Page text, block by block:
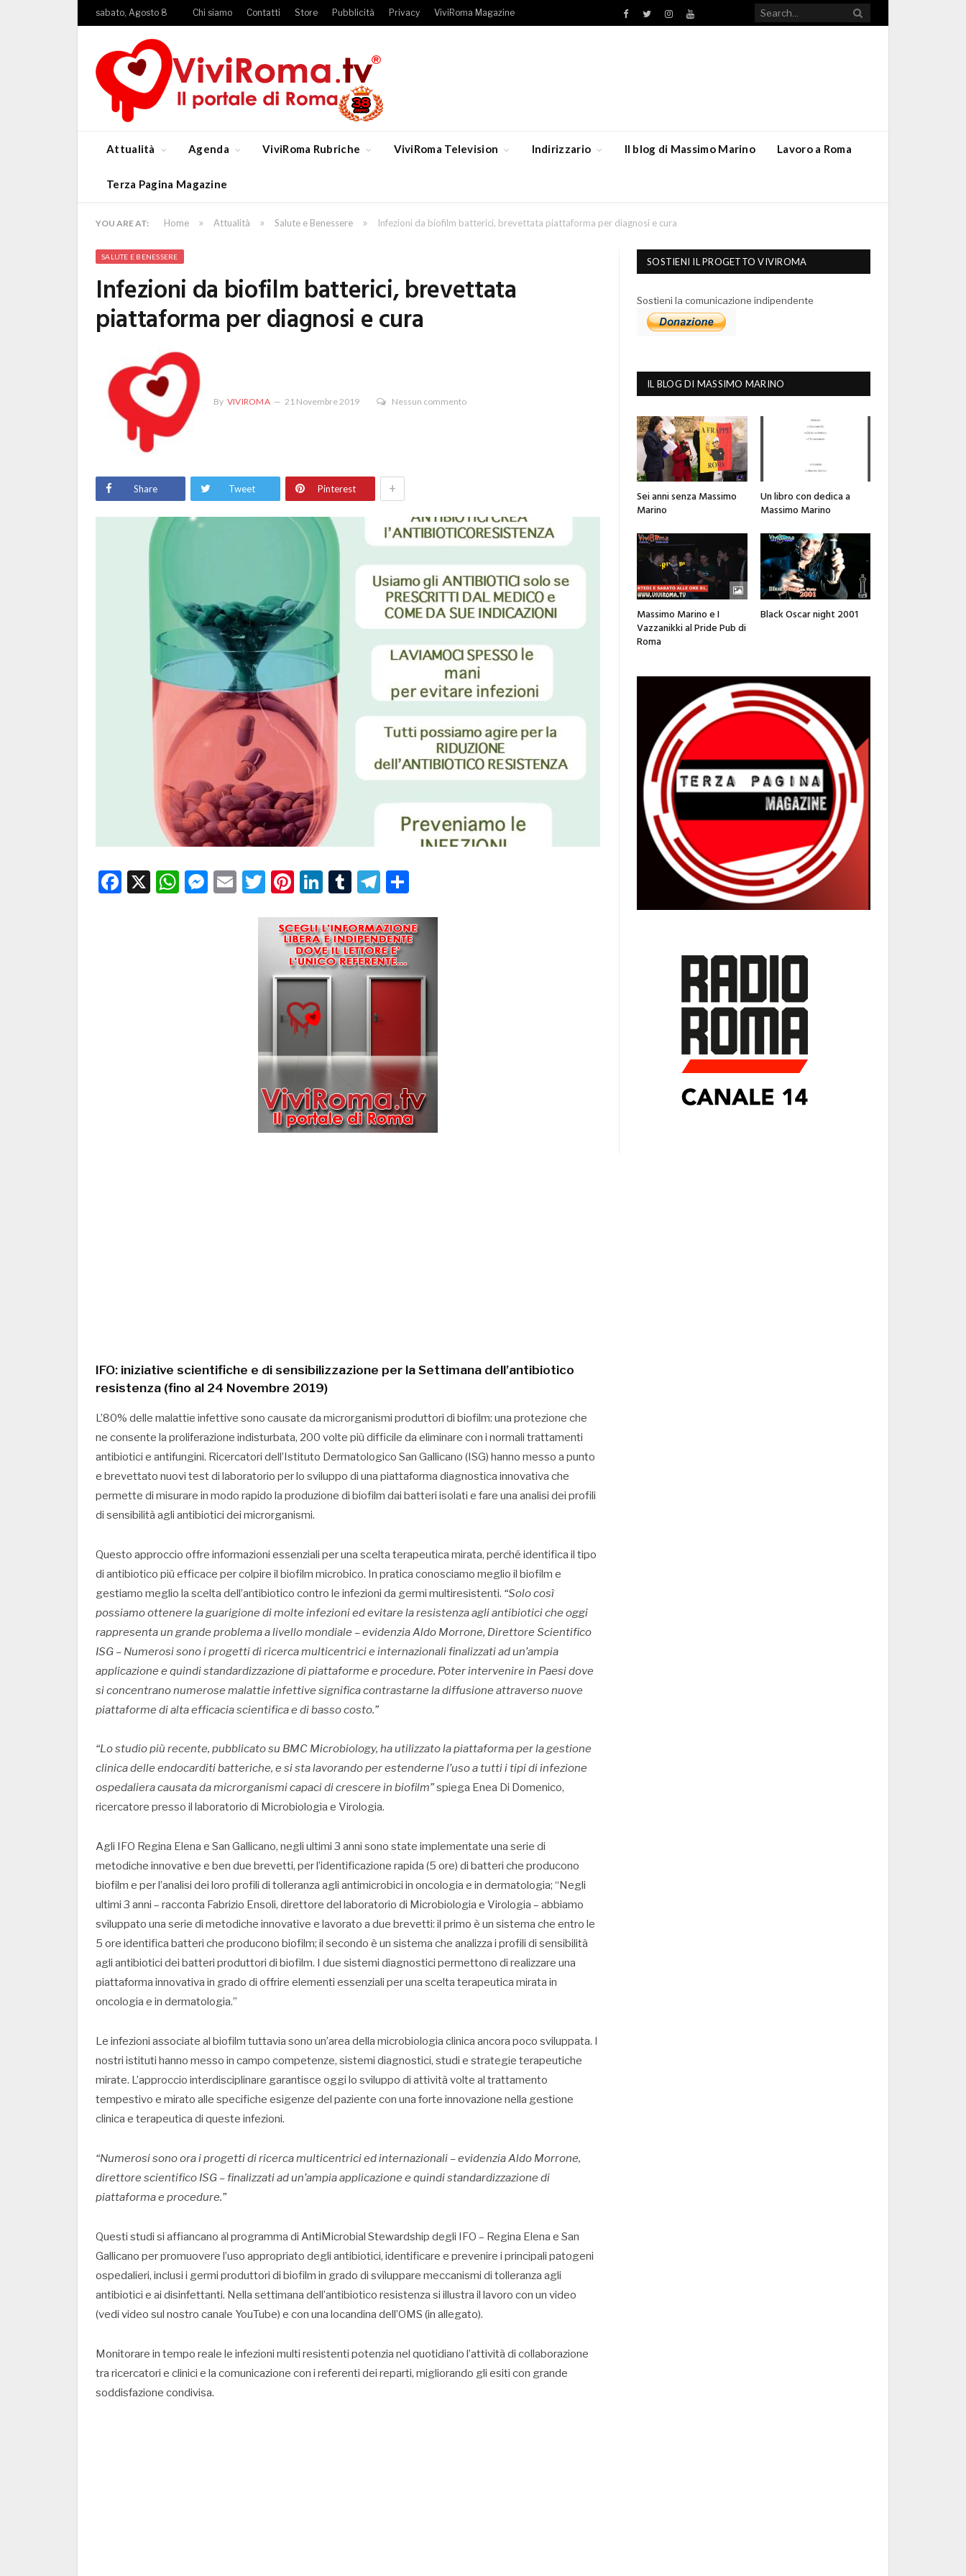
sabato, Agosto 8 Chi siamo Contatti Store Pubblicità Privacy ViviRoma Magazine Facebook
TwitterInstagramYouTube
Attualità Agenda ViviRoma Rubriche ViviRoma Television Indirizzario Il blog di Massimo Marino Lavoro a Roma
Terza Pagina Magazine
YOU ARE AT: Home » Attualità » Salute e Benessere » Infezioni da biofilm batterici, brevettata piattaforma per diagnosi e cura
SALUTE E BENESSERE
Infezioni da biofilm batterici, brevettata
piattaforma per diagnosi e cura
By VIVIROMA 21 Novembre 2019 Nessun commento
Share Tweet Pinterest +
Facebook
X WhatsApp
Messenger
EmailTwitter
Pinterest
LinkedIn
TumblrTelegram
IFO: iniziative scientifiche e di sensibilizzazione per la Settimana dell’antibiotico
resistenza (fino al 24 Novembre 2019)
L’80% delle malattie infettive sono causate da microrganismi produttori di biofilm: una protezione che
ne consente la proliferazione indisturbata, 200 volte più difficile da eliminare con i normali trattamenti
antibiotici e antifungini. Ricercatori dell’Istituto Dermatologico San Gallicano (ISG) hanno messo a punto
e brevettato nuovi test di laboratorio per lo sviluppo di una piattaforma diagnostica innovativa che
permette di misurare in modo rapido la produzione di biofilm dai batteri isolati e fare una analisi dei profili
di sensibilità agli antibiotici dei microrganismi.
Questo approccio offre informazioni essenziali per una scelta terapeutica mirata, perché identifica il tipo
di antibiotico più efficace per colpire il biofilm microbico. In pratica conosciamo meglio il biofilm e
gestiamo meglio la scelta dell’antibiotico contro le infezioni da germi multiresistenti. “Solo così
possiamo ottenere la guarigione di molte infezioni ed evitare la resistenza agli antibiotici che oggi
rappresenta un grande problema a livello mondiale – evidenzia Aldo Morrone, Direttore Scientifico
ISG – Numerosi sono i progetti di ricerca multicentrici e internazionali finalizzati ad un’ampia
applicazione e quindi standardizzazione di piattaforme e procedure. Poter intervenire in Paesi dove
si concentrano numerose malattie infettive significa contrastarne la diffusione attraverso nuove
piattaforme di alta efficacia scientifica e di basso costo.”
“Lo studio più recente, pubblicato su BMC Microbiology, ha utilizzato la piattaforma per la gestione
clinica delle endocarditi batteriche, e si sta lavorando per estenderne l’uso a tutti i tipi di infezione
ospedaliera causata da microrganismi capaci di crescere in biofilm”spiega Enea Di Domenico,
ricercatore presso il laboratorio di Microbiologia e Virologia.
Agli IFO Regina Elena e San Gallicano, negli ultimi 3 anni sono state implementate una serie di
metodiche innovative e ben due brevetti, per l’identificazione rapida (5 ore) di batteri che producono
biofilm e per l’analisi dei loro profili di tolleranza agli antimicrobici in oncologia e in dermatologia; “Negli
ultimi 3 anni – racconta Fabrizio Ensoli, direttore del laboratorio di Microbiologia e Virologia – abbiamo
sviluppato una serie di metodiche innovative e lavorato a due brevetti: il primo è un sistema che entro le
5 ore identifica batteri che producono biofilm; il secondo è un sistema che analizza i profili di sensibilità
agli antibiotici dei batteri produttori di biofilm. I due sistemi diagnostici permettono di realizzare una
piattaforma innovativa in grado di offrire elementi essenziali per una scelta terapeutica mirata in
oncologia e in dermatologia.”
Le infezioni associate al biofilm tuttavia sono un’area della microbiologia clinica ancora poco sviluppata. I
nostri istituti hanno messo in campo competenze, sistemi diagnostici, studi e strategie terapeutiche
mirate. L’approccio interdisciplinare garantisce oggi lo sviluppo di attività volte al trattamento
tempestivo e mirato alle specifiche esigenze del paziente con una forte innovazione nella gestione
clinica e terapeutica di queste infezioni.
“Numerosi sono ora i progetti di ricerca multicentrici ed internazionali – evidenzia Aldo Morrone,
direttore scientifico ISG – finalizzati ad un’ampia applicazione e quindi standardizzazione di
piattaforma e procedure.”
Questi studi si affiancano al programma di AntiMicrobial Stewardship degli IFO – Regina Elena e San
Gallicano per promuovere l’uso appropriato degli antibiotici, identificare e prevenire i principali patogeni
ospedalieri, inclusi i germi produttori di biofilm in grado di sviluppare meccanismi di tolleranza agli
antibiotici e ai disinfettanti. Nella settimana dell’antibiotico resistenza si illustra il lavoro con un video
(vedi video sul nostro canale YouTube) e con una locandina dell’OMS (in allegato).
Monitorare in tempo reale le infezioni multi resistenti potenzia nel quotidiano l’attività di collaborazione
tra ricercatori e clinici e la comunicazione con i referenti dei reparti, migliorando gli esiti con grande
soddisfazione condivisa.
SOSTIENI IL PROGETTO VIVIROMA
Sostieni la comunicazione indipendente
IL BLOG DI MASSIMO MARINO
Sei anni senza Massimo
Marino
Un libro con dedica a
Massimo Marino
Massimo Marino e I
Vazzanikki al Pride Pub di
Roma
Black Oscar night 2001